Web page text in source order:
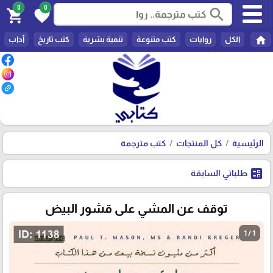
search
0
favorite
0
shopping_cart
home الكل روايات كتب متنوعة تنمية بشرية كتب تاريخ آداب
الرئيسية كل المنتجات كتب مترجمة
ballot طلباتي السابقة
توقف عن المشي على قشور البيض
1 / 1